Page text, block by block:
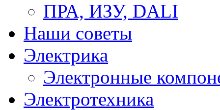
ПРА, ИЗУ, DALI
Наши советы
Электрика
Электронные
Электротехника